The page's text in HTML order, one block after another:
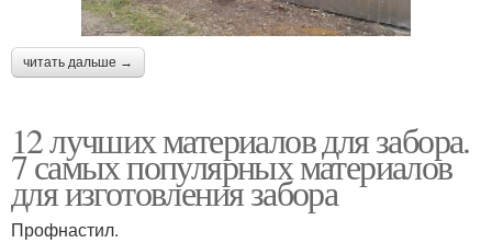
читать дальше →
12 лучших материалов для забора.
7 самых популярных материалов
для изготовления забора
Профнастил.